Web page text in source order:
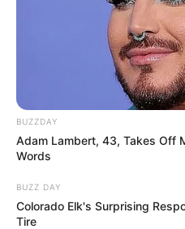
BUZZDAY
Adam Lambert, 43, Takes Off
Words
BUZZ DAY
Colorado Elk's Surprising
Tire